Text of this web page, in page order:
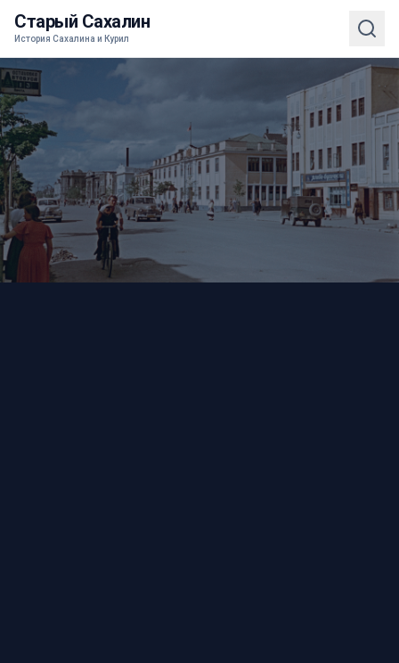
Старый Сахалин
История Сахалина и Курил